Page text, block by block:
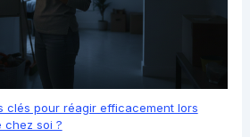
clés pour réagir efficacement lors
chez soi ?